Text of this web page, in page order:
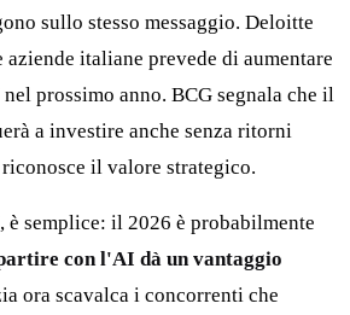
sullo stesso messaggio. Deloitte
italiane prevede di aumentare
prossimo anno. BCG segnala che il
a investire anche senza ritorni
il valore strategico.
è semplice: il 2026 è probabilmente
con l'AI dà un vantaggio
ora scavalca i concorrenti che